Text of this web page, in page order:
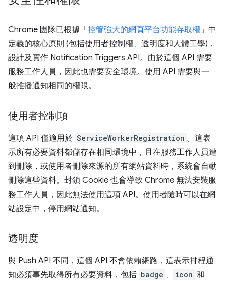
Chrome 團隊已根據「 控管強大的網頁平台功能存取權」中
定義的核心原則 (包括使用者控制權、透明度和人體工學)，
設計及實作 Notification Triggers API。由於這個 API 需要
服務工作人員，因此也需要安全環境。使用 API 需要與一
般推播通知相同的權限。
使用者控制項
這項 API 僅適用於 ServiceWorkerRegistration 。這表
示所有必要資料都儲存在相同環境中，且在服務工作人員遭
到刪除，或使用者刪除來源的所有網站資料時，系統會自動
刪除這些資料。封鎖 Cookie 也會導致 Chrome 無法安裝服
務工作人員，因此無法使用這項 API。使用者隨時可以在網
站設定中，停用網站通知。
透明度
與 Push API 不同，這個 API 不會依賴網路，這表示排程通
知必須事先取得所有必要資料，包括 badge 、 icon 和